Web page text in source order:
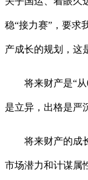
稳“接力赛”，要求
产成长的规划，这
将来财产是“从0
是立异，出格是严
将来财产的成长
市场潜力和计谋属